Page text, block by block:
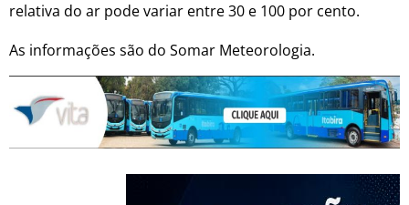
relativa do ar pode variar entre 30 e 100 por cento.
As informações são do Somar Meteorologia.